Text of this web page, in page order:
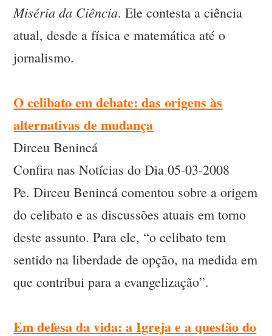
Miséria da Ciência. Ele contesta a ciência
atual, desde a física e matemática até o
jornalismo.
O celibato em debate: das origens às
alternativas de mudança
Dirceu Benincá
Confira nas Notícias do Dia 05-03-2008
Pe. Dirceu Benincá comentou sobre a origem
do celibato e as discussões atuais em torno
deste assunto. Para ele, “o celibato tem
sentido na liberdade de opção, na medida em
que contribui para a evangelização”.
Em defesa da vida: a Igreja e a questão do